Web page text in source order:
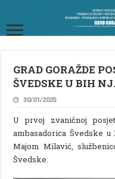
GRAD GORAŽDE
ŠVEDSKE U BIH
30/01/2025
U prvoj zvaničnoj
ambasadorica Švedske
Majom Milavić,
Švedske.